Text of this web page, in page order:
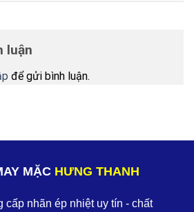
luận
để gửi bình luận.
MẶC HƯNG THANH
nhãn ép nhiệt uy tín - chất